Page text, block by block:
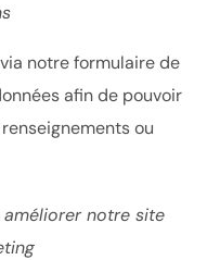
notre formulaire de
afin de pouvoir
ou
améliorer notre site